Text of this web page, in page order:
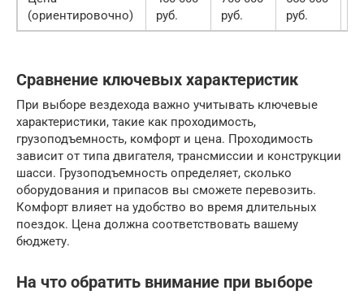
(ориентировочно)
руб.
руб.
руб.
Сравнение ключевых характеристик
При выборе вездехода важно учитывать ключевые
характеристики, такие как проходимость,
грузоподъемность, комфорт и цена. Проходимость
зависит от типа двигателя, трансмиссии и конструкции
шасси. Грузоподъемность определяет, сколько
оборудования и припасов вы сможете перевозить.
Комфорт влияет на удобство во время длительных
поездок. Цена должна соответствовать вашему
бюджету.
На что обратить внимание при выборе